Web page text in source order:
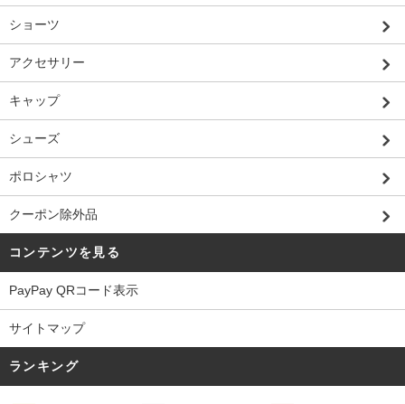
ショーツ
アクセサリー
キャップ
シューズ
ポロシャツ
クーポン除外品
コンテンツを見る
PayPay QRコード表示
サイトマップ
ランキング